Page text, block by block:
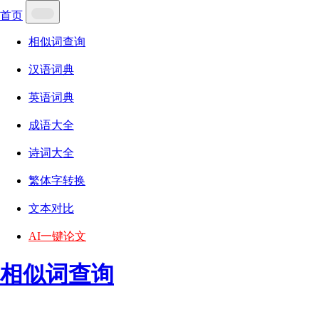
首页
相似词查询
汉语词典
英语词典
成语大全
诗词大全
繁体字转换
文本对比
AI一键论文
相似词查询